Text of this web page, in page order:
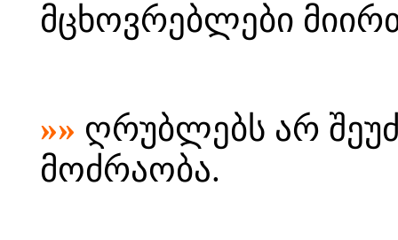
მცხოვრებლები
»» ღრუბლებს არ
მოძრაობა.